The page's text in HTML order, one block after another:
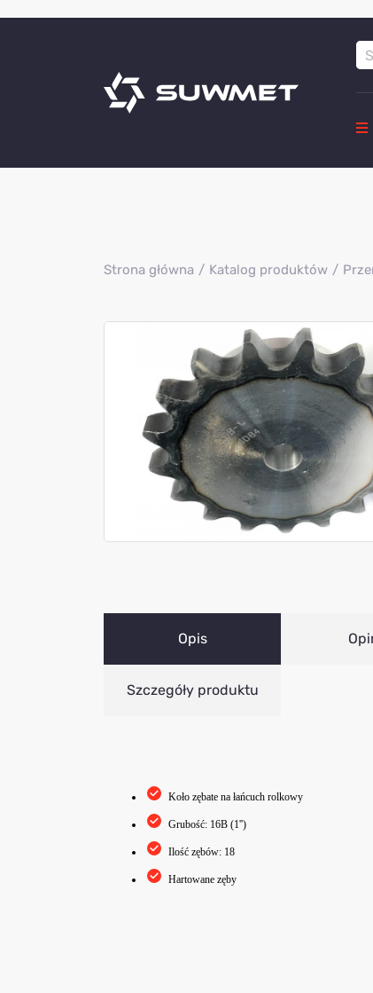
Strona główna Katalog produktów
Opis
Szczegóły produktu
Koło zębate na łańcuch rolkowy
Grubość: 16B (1'')
Ilość zębów: 18
Hartowane zęby